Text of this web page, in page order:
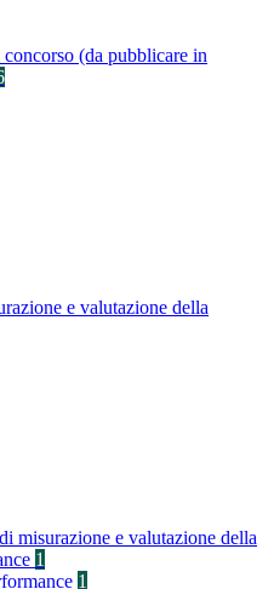
(da pubblicare in
e valutazione della
misurazione e valutazione della
1
1